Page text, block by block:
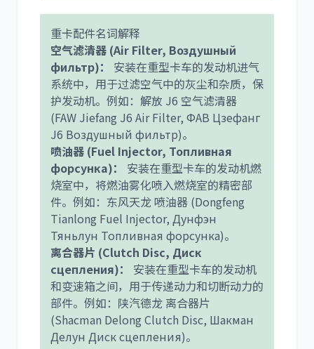
重卡配件名词解释
空气滤清器 (Air Filter, Воздушный
фильтр)：
安装在重型卡车的发动机进气
系统中，用于过滤空气中的灰尘和杂质，保
护发动机。例如：解放 J6 空气滤清器
(FAW Jiefang J6 Air Filter, ФАВ Цзефанг
J6 Воздушный фильтр)。
喷油器 (Fuel Injector, Топливная
форсунка)：
安装在重型卡车的发动机燃
烧室中，将燃油雾化喷入燃烧室的精密部
件。例如：东风天龙 喷油器 (Dongfeng
Tianlong Fuel Injector, Дунфэн
Тяньлун Топливная форсунка)。
离合器片 (Clutch Disc, Диск
сцепления)：
安装在重型卡车的发动机
和变速箱之间，用于传递动力和切断动力的
部件。例如：陕汽德龙 离合器片
(Shacman Delong Clutch Disc, Шакман
Делун Диск сцепления)。